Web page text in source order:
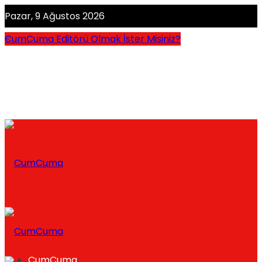
Pazar, 9 Ağustos 2026
CumCuma Editörü Olmak İster Misiniz?